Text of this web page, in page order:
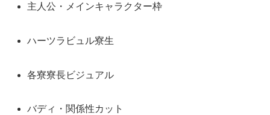
主人公・メインキャラクター枠
ハーツラビュル寮生
各寮寮長ビジュアル
バディ・関係性カット